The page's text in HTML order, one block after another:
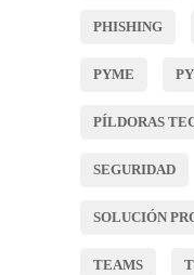
PHISHING
PYME
PÍLDORAS
SEGURIDAD
SOLUCIÓN
TEAMS